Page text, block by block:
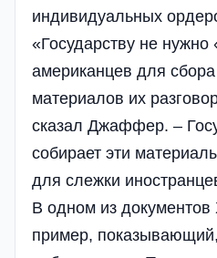
индивидуальных
«Государству не нужно
американцев для
материалов их
сказал Джаффер. –
собирает эти
для слежки
В одном из
пример, показывающий,